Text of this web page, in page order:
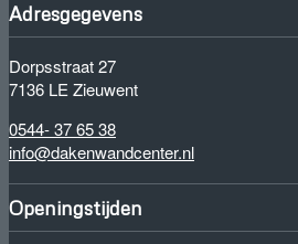
Adresgegevens
Dorpsstraat 27
7136 LE Zieuwent
0544- 37 65 38
info@dakenwandcenter.nl
Openingstijden